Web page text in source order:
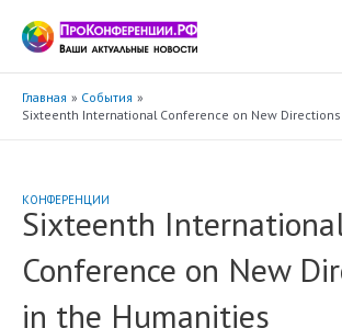
содержимому
Главная
События
Sixteenth International Conference on New
КОНФЕРЕНЦИИ
Sixteenth
Conference on New
in the Humanities